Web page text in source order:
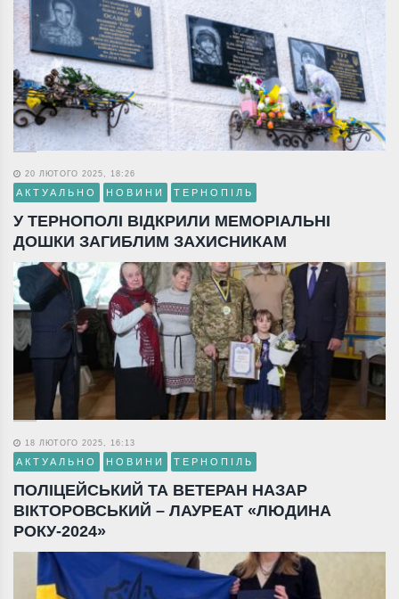
20 ЛЮТОГО 2025, 18:26
АКТУАЛЬНО НОВИНИ ТЕРНОПІЛЬ
У ТЕРНОПОЛІ ВІДКРИЛИ МЕМОРІАЛЬНІ
ДОШКИ ЗАГИБЛИМ ЗАХИСНИКАМ
18 ЛЮТОГО 2025, 16:13
АКТУАЛЬНО НОВИНИ ТЕРНОПІЛЬ
ПОЛІЦЕЙСЬКИЙ ТА ВЕТЕРАН НАЗАР
ВІКТОРОВСЬКИЙ – ЛАУРЕАТ «ЛЮДИНА
РОКУ-2024»